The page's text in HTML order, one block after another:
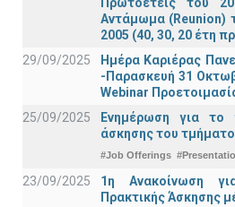
Αντάμωμα (Reunion)
2005 (40, 30, 20 έτη
29/09/2025
Ημέρα Καριέρας
-Παρασκευή 31
Webinar
25/09/2025
Ενημέρωση για το
άσκησης του
#Job Offerings
23/09/2025
1η Ανακοίνωση
Πρακτικής Άσκησης